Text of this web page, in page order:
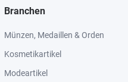
Branchen
Münzen, Medaillen & Orden
Kosmetikartikel
Modeartikel